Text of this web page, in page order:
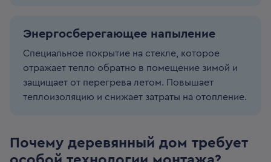
Энергосберегающее напыление
Специальное покрытие на стекле, которое
отражает тепло обратно в помещение зимой и
защищает от перегрева летом. Повышает
теплоизоляцию и снижает затраты на отопление.
Почему деревянный дом требует